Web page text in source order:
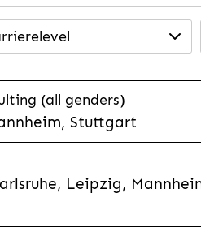
(all genders)
Stuttgart
Leipzig,